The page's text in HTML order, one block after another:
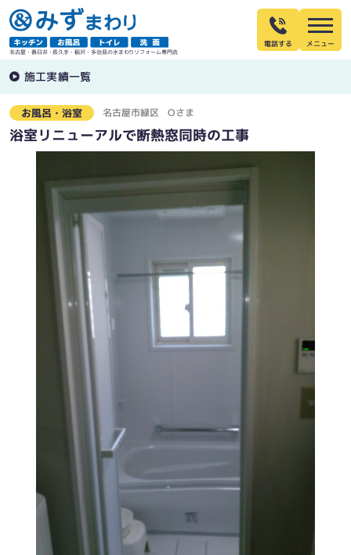
名古屋・春日井・長久手・稲沢・多治見の水まわりリフォーム専門店
電話する
施工実績一覧
お風呂・浴室 名古屋市緑区 Oさま
浴室リニューアルで断熱窓同時の工事